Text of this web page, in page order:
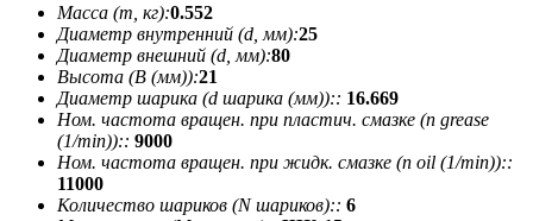
Масса (m, кг):0.552
Диаметр внутренний (d, мм):25
Диаметр внешний (d, мм):80
Высота (В (мм)):21
Диаметр шарика (d шарика (мм)):: 16.669
Ном. частота вращен. при пластич. смазке (n grease
(1/min)):: 9000
Ном. частота вращен. при жидк. смазке (n oil (1/min))::
11000
Количество шариков (N шариков):: 6